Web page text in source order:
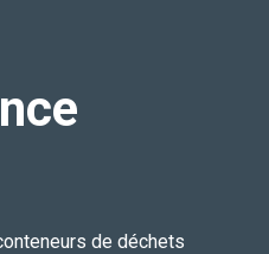
de déchets